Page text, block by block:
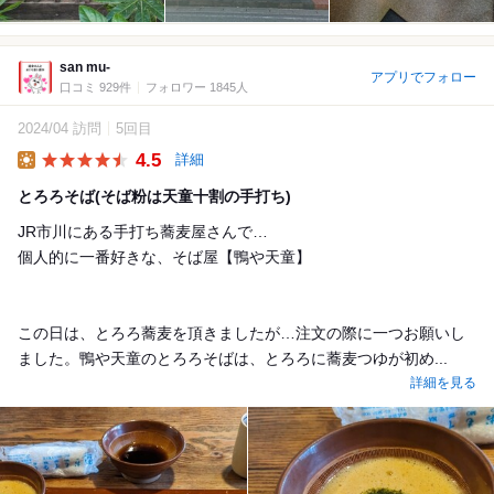
san mu-
口コミ 929件 フォロワー 1845人
アプリでフォロー
2024/04 訪問 5回目
4.5 詳細
とろろそば(そば粉は天童十割の手打ち)
JR市川にある手打ち蕎麦屋さんで…
個人的に一番好きな、そば屋【鴨や天童】
この日は、とろろ蕎麦を頂きましたが…注文の際に一つお願いし
ました。鴨や天童のとろろそばは、とろろに蕎麦つゆが初め...
詳細を見る